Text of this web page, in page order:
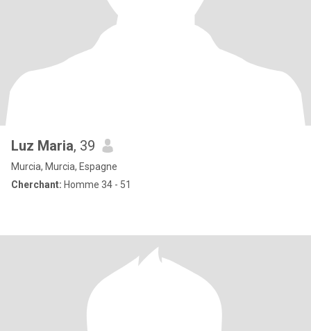
Luz Maria, 39
Murcia, Murcia, Espagne
Cherchant: Homme 34 - 51